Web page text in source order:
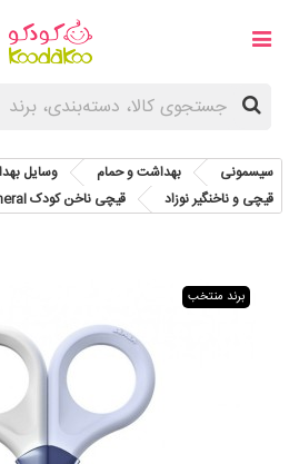
سیسمونی بهداشت و حمام
وسایل
قیچی و ناخنگیر نوزاد
قیچی ناخن کودک Beaba Baby Scissors Mineral
برند منتخب